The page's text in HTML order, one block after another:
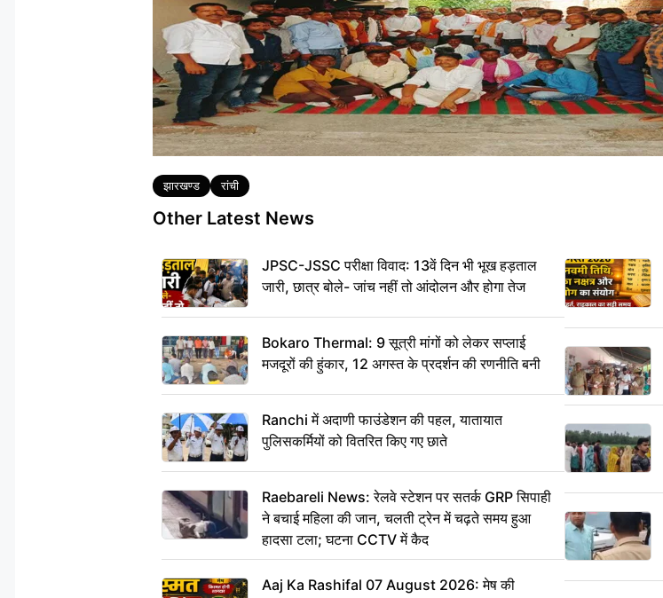
Tags
झारखण्ड रांची
Other Latest News
JPSC-JSSC परीक्षा विवाद: 13वें दिन भी भूख हड़ताल
जारी, छात्र बोले- जांच नहीं तो आंदोलन और होगा तेज
Bokaro Thermal: 9 सूत्री मांगों को लेकर सप्लाई
मजदूरों की हुंकार, 12 अगस्त के प्रदर्शन की रणनीति बनी
Ranchi में अदाणी फाउंडेशन की पहल, यातायात
पुलिसकर्मियों को वितरित किए गए छाते
Raebareli News: रेलवे स्टेशन पर सतर्क GRP सिपाही
ने बचाई महिला की जान, चलती ट्रेन में चढ़ते समय हुआ
हादसा टला; घटना CCTV में कैद
Aaj Ka Rashifal 07 August 2026: मेष की